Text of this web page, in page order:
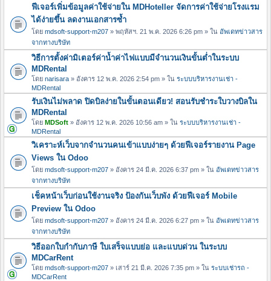
ฟีเจอร์เพิ่มข้อมูลค่าใช้จ่ายใน MDHoteller จัดการค่าใช้จ่ายโรงแรม
ได้ง่ายขึ้น ลดงานเอกสารซ้ำ
โดย mdsoft-support-m207 » พฤหัสฯ. 21 พ.ค. 2026 6:26 pm » ใน อัพเดทข่าวสาร
จากทางบริษัท
วิธีการตั้งค่ามิเตอร์ค่าน้ำค่าไฟแบบมีจำนวนเงินขั้นต่ำในระบบ
MDRental
โดย narisara » อังคาร 12 พ.ค. 2026 2:54 pm » ใน ระบบบริหารงานเช่า -
MDRental
รับเงินไม่พลาด ปิดบิลง่ายในขั้นตอนเดียว! สอนรับชำระใบวางบิลใน
MDRental
โดย MDSoft » อังคาร 12 พ.ค. 2026 10:56 am » ใน ระบบบริหารงานเช่า -
MDRental
วิเคราะห์เว็บจากจำนวนคนเข้าแบบง่ายๆ ด้วยฟีเจอร์รายงาน Page
Views ใน Odoo
โดย mdsoft-support-m207 » อังคาร 24 มี.ค. 2026 6:37 pm » ใน อัพเดทข่าวสาร
จากทางบริษัท
เช็คหน้าเว็บก่อนใช้งานจริง ป้องกันเว็บพัง ด้วยฟีเจอร์ Mobile
Preview ใน Odoo
โดย mdsoft-support-m207 » อังคาร 24 มี.ค. 2026 6:27 pm » ใน อัพเดทข่าวสาร
จากทางบริษัท
วิธีออกใบกำกับภาษี ใบเสร็จแบบย่อ และแบบด่วน ในระบบ
MDCarRent
โดย mdsoft-support-m207 » เสาร์ 21 มี.ค. 2026 7:35 pm » ใน ระบบเช่ารถ -
MDCarRent